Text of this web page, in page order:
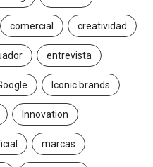
comercial creatividad
entrevista
Iconic brands
Innovation
marcas